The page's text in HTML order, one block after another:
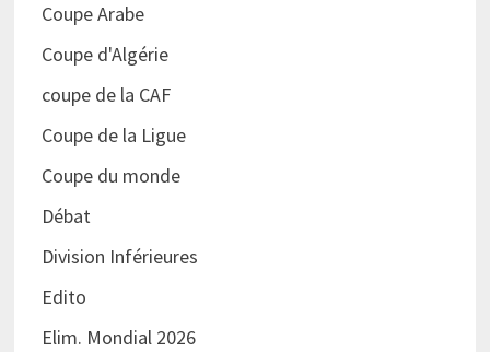
Coupe Arabe
Coupe d'Algérie
coupe de la CAF
Coupe de la Ligue
Coupe du monde
Débat
Division Inférieures
Edito
Elim. Mondial 2026